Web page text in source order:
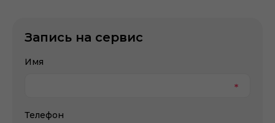
Запись на сервис
Имя
Телефон